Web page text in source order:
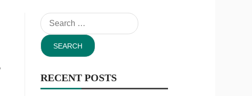
Search
for:
RECENT POSTS